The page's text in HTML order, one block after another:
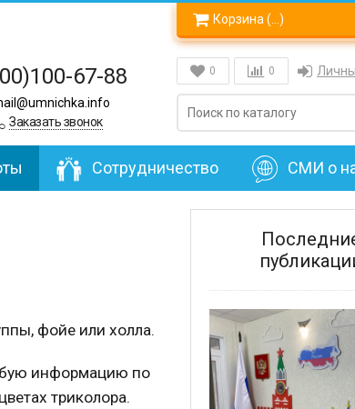
Корзина ( )
67-88
Заказать звонок
0 0
Сотрудничество СМИ о
фойе или холла.
информацию по
триколора.